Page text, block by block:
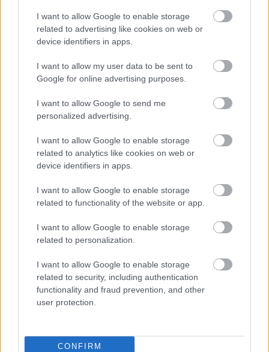
I want to allow Google to enable storage
related to advertising like cookies on web or
device identifiers in apps.
I want to allow my user data to be sent to
Google for online advertising purposes.
I want to allow Google to send me
personalized advertising.
I want to allow Google to enable storage
related to analytics like cookies on web or
device identifiers in apps.
I want to allow Google to enable storage
related to functionality of the website or app.
I want to allow Google to enable storage
related to personalization.
I want to allow Google to enable storage
related to security, including authentication
functionality and fraud prevention, and other
user protection.
CONFIRM
ΣΗΜΕΡΑ ΣΤΟ IATRONET.GR